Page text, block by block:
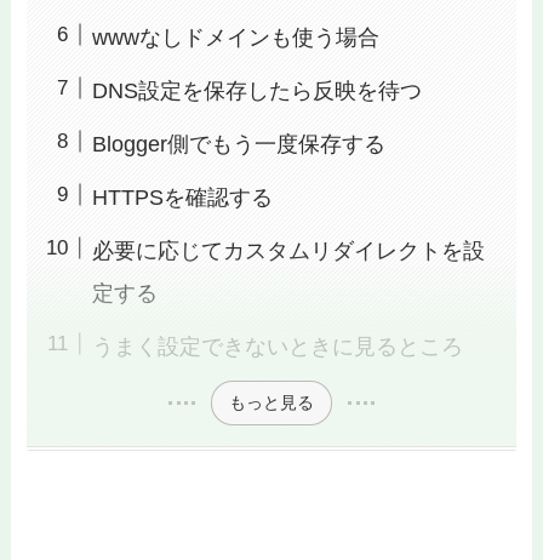
wwwなしドメインも使う場合
DNS設定を保存したら反映を待つ
Blogger側でもう一度保存する
HTTPSを確認する
必要に応じてカスタムリダイレクトを設
定する
うまく設定できないときに見るところ
もっと見る